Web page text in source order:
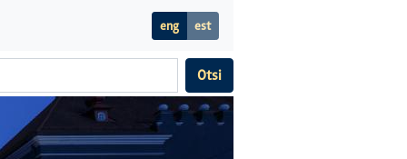
eng est
Otsi